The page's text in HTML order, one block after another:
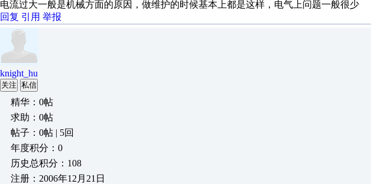
电流过大一般是机械方面的原因，做维护的时候基本上都是这样，电气上问题一般很少
回复 引用 举报
knight_hu
关注 私信
精华：0帖
求助：0帖
帖子：0帖 | 5回
年度积分：0
历史总积分：108
注册：2006年12月21日